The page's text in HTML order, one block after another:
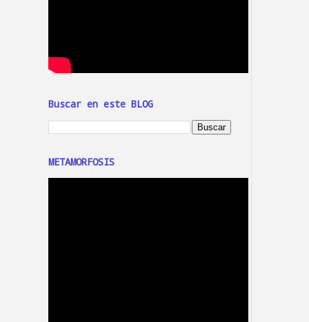
Buscar en este BLOG
METAMORFOSIS